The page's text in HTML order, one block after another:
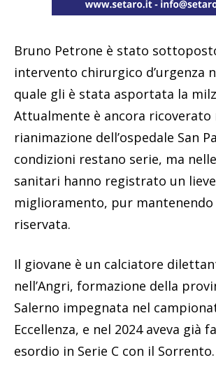
Bruno Petrone è stato
intervento chirurgico d’urgenza
quale gli è stata asportata la
Attualmente è ancora
rianimazione dell’ospedale San
condizioni restano serie, ma
sanitari hanno registrato un lieve
miglioramento, pur
riservata.
Il giovane è un calciatore
nell’Angri, formazione della
Salerno impegnata nel
Eccellenza, e nel 2024 aveva già
esordio in Serie C con il